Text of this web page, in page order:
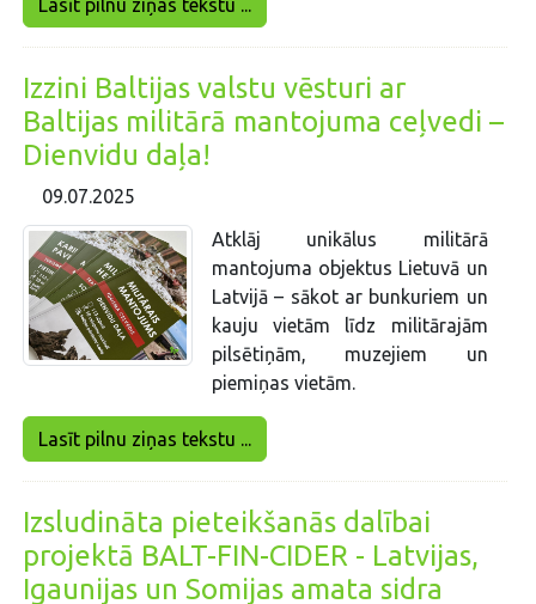
Lasīt pilnu ziņas tekstu ...
Izzini Baltijas valstu vēsturi ar
Baltijas militārā mantojuma ceļvedi –
Dienvidu daļa!
09.07.2025
Atklāj unikālus militārā
mantojuma objektus Lietuvā un
Latvijā – sākot ar bunkuriem un
kauju vietām līdz militārajām
pilsētiņām, muzejiem un
piemiņas vietām.
Lasīt pilnu ziņas tekstu ...
Izsludināta pieteikšanās dalībai
projektā BALT-FIN-CIDER - Latvijas,
Igaunijas un Somijas amata sidra